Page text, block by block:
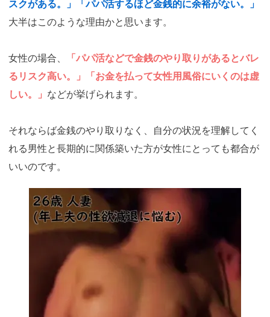
スクがある。」「パパ活するほど金銭的に余裕がない。」
大半はこのような理由かと思います。
女性の場合、
「パパ活などで金銭のやり取りがあるとバレ
るリスク高い。」「お金を払って女性用風俗にいくのは虚
しい。」 などが挙げられます。
それならば金銭のやり取りなく、自分の状況を理解してく
れる男性と長期的に関係築いた方が女性にとっても都合が
いいのです。
https://ac.m-
ads.jp/t6d63J515a0bact6/cl/?
bId=i36a5q96&msid=13921